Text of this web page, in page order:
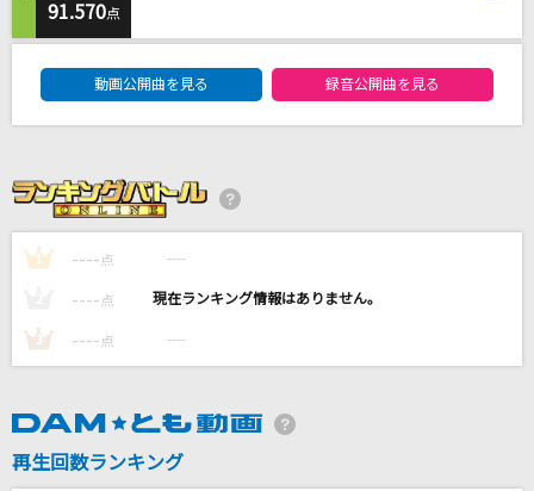
それがあなたの幸せとしても
Heavenz feat.巡音ルカ
もう一度
[生音]カブトムシ
aiko
LOVE 2000
鶴 and 亀
Mr.Children
91.570点
動画公開曲を見る 録音公開曲を見る
1 ---- 点 ----
---- 点 ----
3 ---- 点 ----
再生回数ランキング